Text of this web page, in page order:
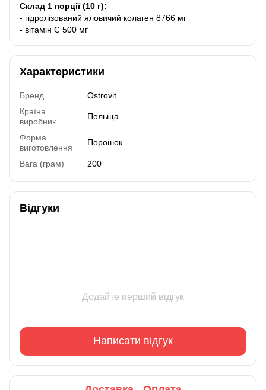
Склад 1 порції (10 г):
- гідролізований яловичий колаген 8766 мг
- вітамін С 500 мг
Характеристики
Бренд
Ostrovit
Країна
виробник
Польща
Форма
виготовлення
Порошок
Вага (грам) 200
Відгуки
Додайте перший відгук
Написати відгук